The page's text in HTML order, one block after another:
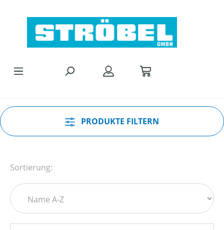
PRODUKTE FILTERN
Sortierung: